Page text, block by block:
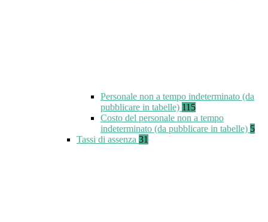
Personale non a tempo indeterminato (da
pubblicare in tabelle) 115
Costo del personale non a tempo
indeterminato (da pubblicare in tabelle) 5
Tassi di assenza 31